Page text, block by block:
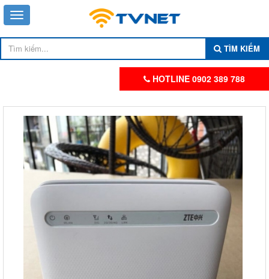
TÌM KIẾM
HOTLINE 0902 389 788